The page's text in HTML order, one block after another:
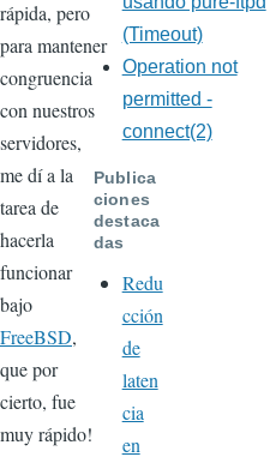
rápida, pero
para mantener
congruencia
con nuestros
servidores,
me dí a la
tarea de
hacerla
funcionar
bajo
FreeBSD,
que por
cierto, fue
muy rápido!
(Timeout)
Operation not
permitted -
connect(2)
Publica
ciones
destaca
das
Redu
cción
de
laten
cia
en